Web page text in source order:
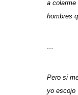
a colarme
hombres
…
Pero si
yo escojo